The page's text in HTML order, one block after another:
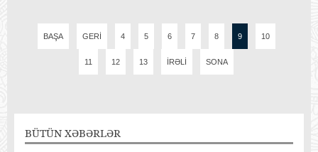
BAŞA GERI 4 5 6 7 8 9 10
11 12 13 İRƏLI SONA
BÜTÜN XƏBƏRLƏR